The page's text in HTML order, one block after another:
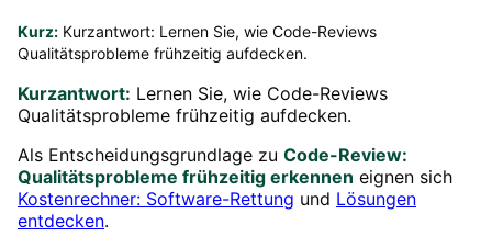
Kurz: Kurzantwort: Lernen Sie, wie Code-Reviews
Qualitätsprobleme frühzeitig aufdecken.
Kurzantwort: Lernen Sie, wie Code-Reviews
Qualitätsprobleme frühzeitig aufdecken.
Als Entscheidungsgrundlage zu Code-Review:
Qualitätsprobleme frühzeitig erkennen eignen sich
Kostenrechner: Software-Rettung und Lösungen
entdecken.